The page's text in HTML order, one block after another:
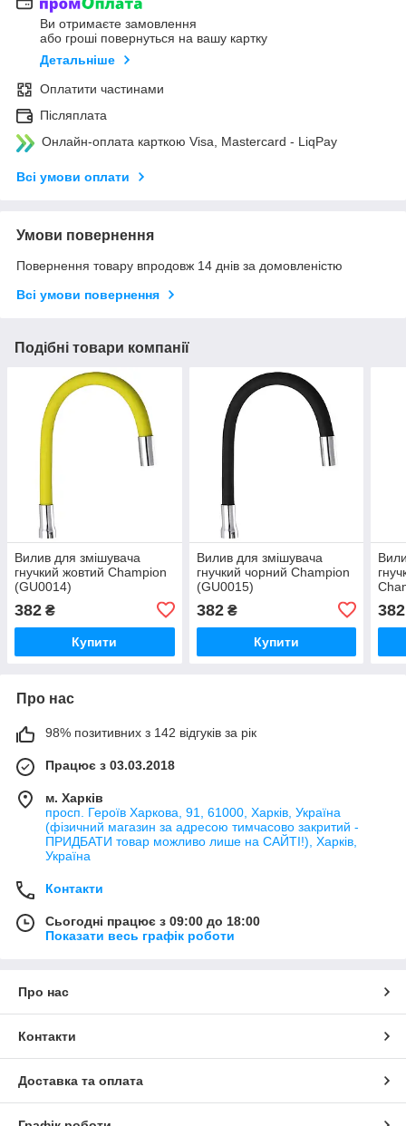
Ви отримаєте замовлення
або гроші повернуться на вашу картку
Детальніше
Оплатити частинами
Післяплата
Онлайн-оплата карткою Visa, Mastercard - LiqPay
Всі умови оплати
Умови повернення
Повернення товару впродовж 14 днів за домовленістю
Всі умови повернення
Подібні товари компанії
Вилив для змішувача
гнучкий жовтий Champion
(GU0014)
382 ₴
Купити
Вилив для змішувача
гнучкий чорний Champion
(GU0015)
382₴
Купити
382
Про нас
98% позитивних з 142 відгуків за рік
Працює з 03.03.2018
м. Харків
просп. Героїв Харкова, 91, 61000, Харків, Україна
(фізичний магазин за адресою тимчасово закритий -
ПРИДБАТИ товар можливо лише на САЙТІ!), Харків,
Україна
Контакти
Сьогодні працює з 09:00 до 18:00
Показати весь графік роботи
Про нас
Контакти
Доставка та оплата